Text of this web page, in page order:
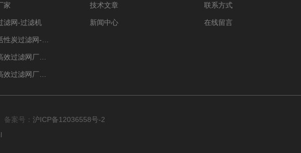
家
滤网-过滤机
技术文章
新闻中心
联系方式
在线留言
案号： 沪ICP备12036558号-2